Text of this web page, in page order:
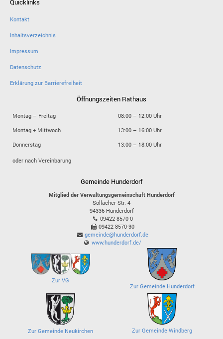
Kontakt
Inhaltsverzeichnis
Impressum
Datenschutz
Erklärung zur Barrierefreiheit
Öffnungszeiten Rathaus
Montag – Freitag
08:00 – 12:00 Uhr
Montag + Mittwoch
13:00 – 16:00 Uhr
Donnerstag
13:00 – 18:00 Uhr
oder nach Vereinbarung
Gemeinde Hunderdorf
Mitglied der Verwaltungsgemeinschaft Hunderdorf
Sollacher Str. 4
94336 Hunderdorf
09422 8570-0
09422 8570-30
gemeinde@hunderdorf.de
www.hunderdorf.de/
Zur VG
Zur Gemeinde Hunderdorf
Zur Gemeinde Neukirchen Zur Gemeinde Windberg